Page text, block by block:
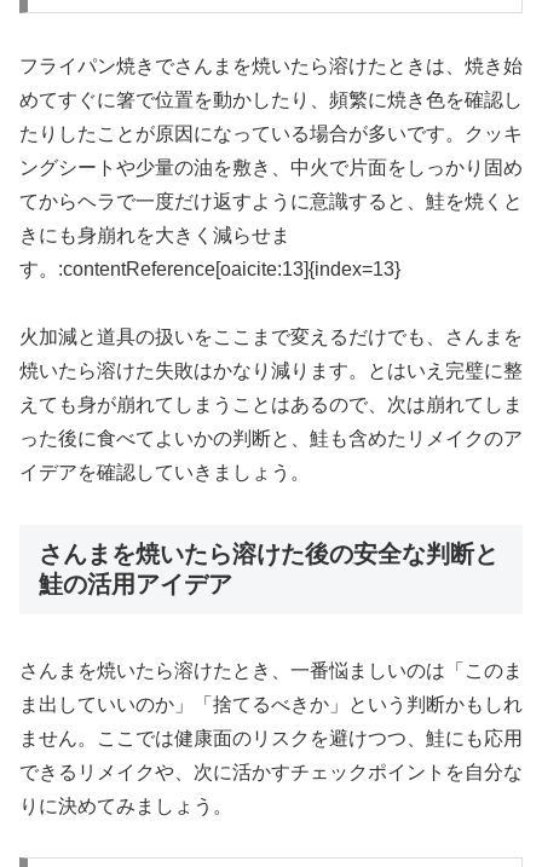
フライパン焼きでさんまを焼いたら溶けたときは、焼き始
めてすぐに箸で位置を動かしたり、頻繁に焼き色を確認し
たりしたことが原因になっている場合が多いです。クッキ
ングシートや少量の油を敷き、中火で片面をしっかり固め
てからヘラで一度だけ返すように意識すると、鮭を焼くと
きにも身崩れを大きく減らせま
す。:contentReference[oaicite:13]{index=13}
火加減と道具の扱いをここまで変えるだけでも、さんまを
焼いたら溶けた失敗はかなり減ります。とはいえ完璧に整
えても身が崩れてしまうことはあるので、次は崩れてしま
った後に食べてよいかの判断と、鮭も含めたリメイクのア
イデアを確認していきましょう。
さんまを焼いたら溶けた後の安全な判断と
鮭の活用アイデア
さんまを焼いたら溶けたとき、一番悩ましいのは「このま
ま出していいのか」「捨てるべきか」という判断かもしれ
ません。ここでは健康面のリスクを避けつつ、鮭にも応用
できるリメイクや、次に活かすチェックポイントを自分な
りに決めてみましょう。